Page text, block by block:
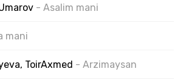
- Asalim mani
mani
ToirAxmed - Arzimaysan